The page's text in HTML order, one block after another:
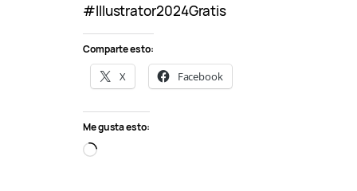
#Illustrator2024Gratis
Comparte esto:
X Facebook
Me gusta esto:
C